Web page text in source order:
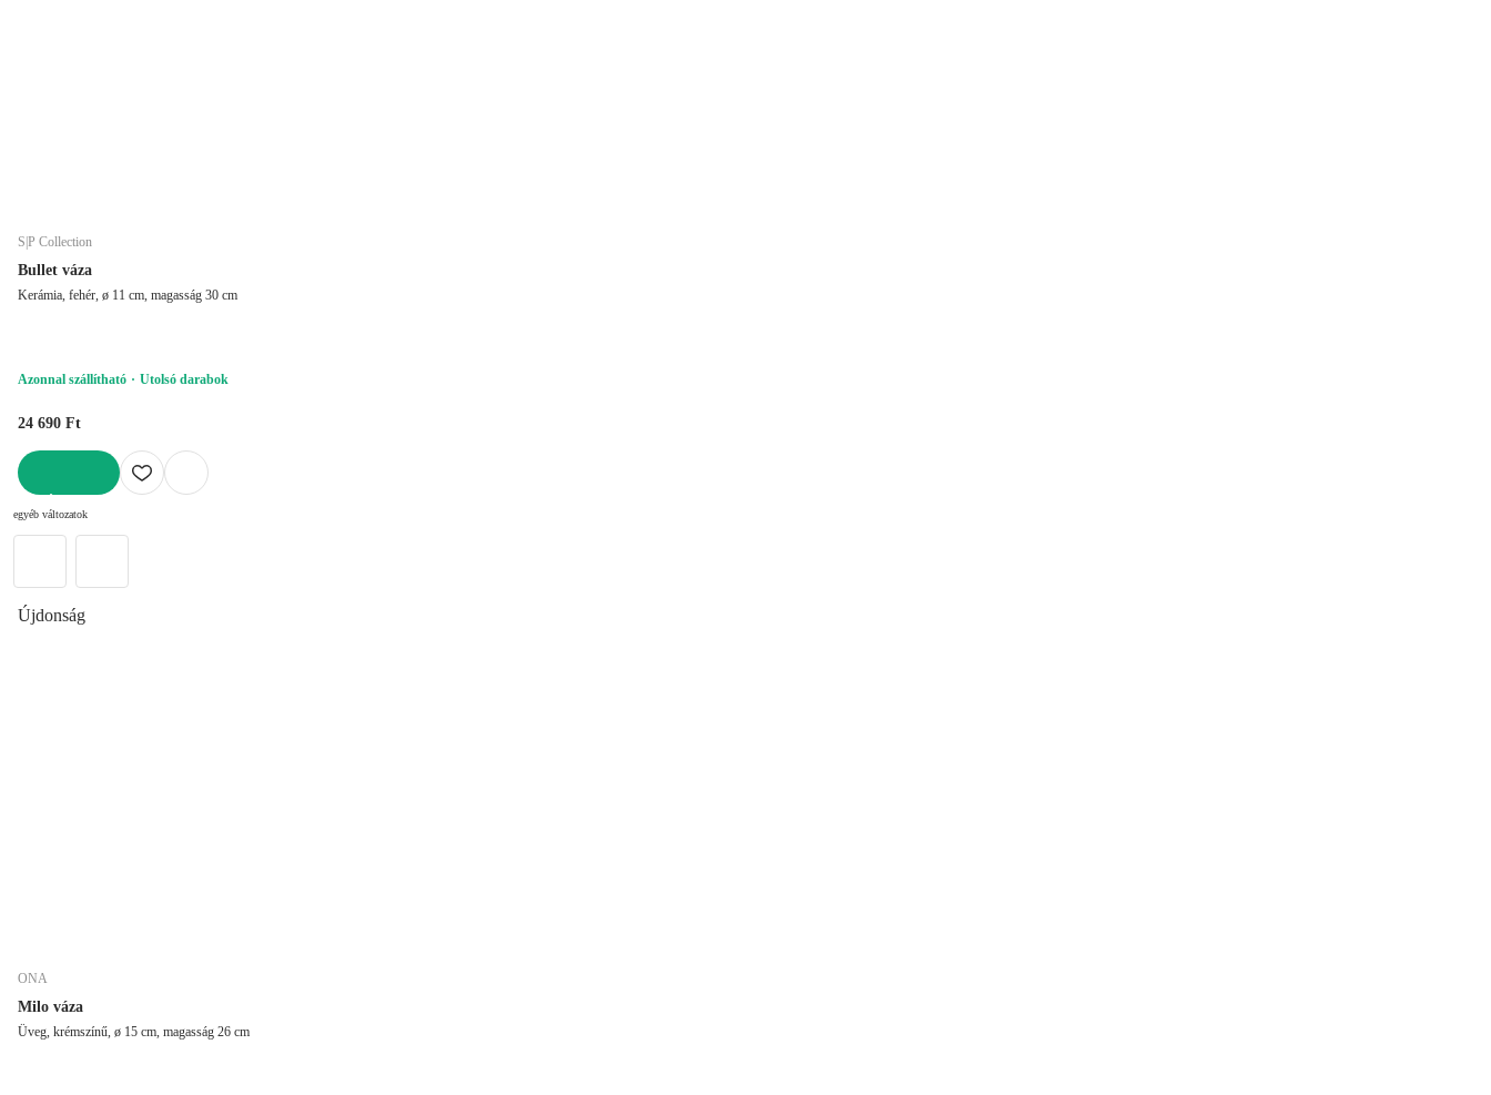
S|P Collection
Bullet váza
Kerámia, fehér, ø 11 cm, magasság 30 cm
Azonnal szállítható Utolsó darabok
24 690 Ft
egyéb változatok
Újdonság
ONA
Milo váza
Üveg, krémszínű, ø 15 cm, magasság 26 cm